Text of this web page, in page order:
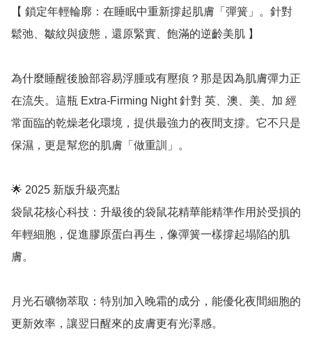
【 鎖定年輕輪廓：在睡眠中重新撐起肌膚「彈簧」。針對
鬆弛、皺紋與疲態，還原緊實、飽滿的逆齡美肌 】
為什麼睡醒後臉部容易浮腫或有壓痕？那是因為肌膚彈力正
在流失。這瓶 Extra-Firming Night 針對 英、澳、美、加 經
常面臨的乾燥老化環境，提供最強力的夜間支撐。它不只是
保濕，更是幫您的肌膚「做重訓」。
🌟 2025 新版升級亮點
袋鼠花核心科技：升級後的袋鼠花精華能精準作用於受損的
年輕細胞，促進膠原蛋白再生，像彈簧一樣撐起塌陷的肌
膚。
月光石礦物萃取：特別加入晚霜的成分，能優化夜間細胞的
更新效率，讓翌日醒來的皮膚更有光澤感。